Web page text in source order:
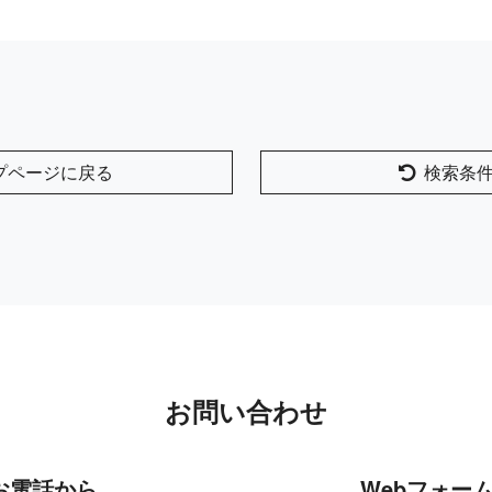
ページに戻る 検索条
お問い合わせ